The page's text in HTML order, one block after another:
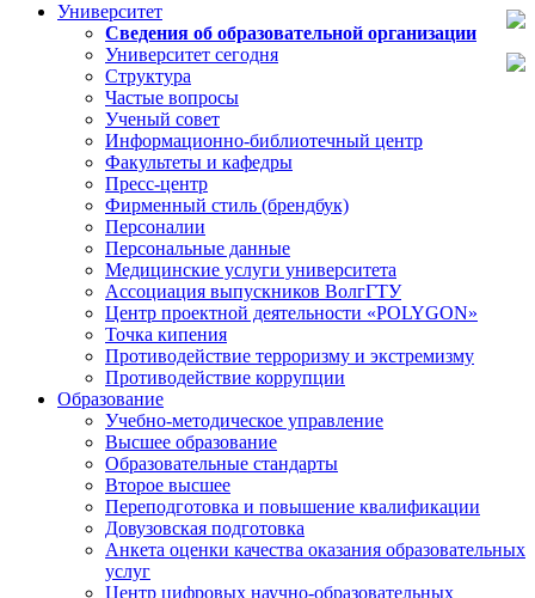
Университет
Сведения об образовательной организации
Университет сегодня
Структура
Частые вопросы
Ученый совет
Информационно-библиотечный центр
Факультеты и кафедры
Пресс-центр
Фирменный стиль (брендбук)
Персоналии
Персональные данные
Медицинские услуги университета
Ассоциация выпускников ВолгГТУ
Центр проектной деятельности «POLYGON»
Точка кипения
Противодействие терроризму и экстремизму
Противодействие коррупции
Образование
Учебно-методическое управление
Высшее образование
Образовательные стандарты
Второе высшее
Переподготовка и повышение квалификации
Довузовская подготовка
Анкета оценки качества оказания образовательных
услуг
Центр цифровых научно-образовательных